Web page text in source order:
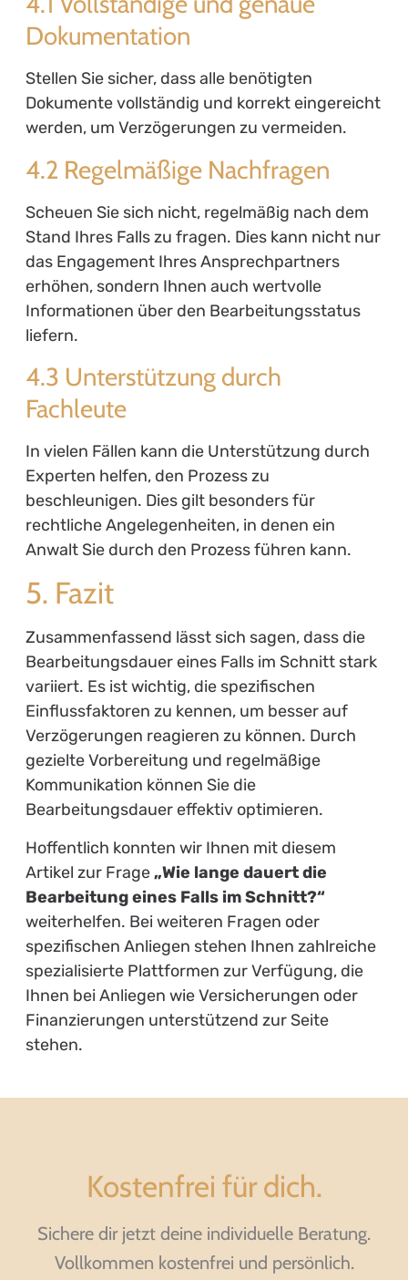
Dokumentation
Stellen Sie sicher, dass alle benötigten
Dokumente vollständig und korrekt eingereicht
werden, um Verzögerungen zu vermeiden.
4.2 Regelmäßige Nachfragen
Scheuen Sie sich nicht, regelmäßig nach dem
Stand Ihres Falls zu fragen. Dies kann nicht nur
das Engagement Ihres Ansprechpartners
erhöhen, sondern Ihnen auch wertvolle
Informationen über den Bearbeitungsstatus
liefern.
4.3 Unterstützung durch
Fachleute
In vielen Fällen kann die Unterstützung durch
Experten helfen, den Prozess zu
beschleunigen. Dies gilt besonders für
rechtliche Angelegenheiten, in denen ein
Anwalt Sie durch den Prozess führen kann.
5. Fazit
Zusammenfassend lässt sich sagen, dass die
Bearbeitungsdauer eines Falls im Schnitt stark
variiert. Es ist wichtig, die spezifischen
Einflussfaktoren zu kennen, um besser auf
Verzögerungen reagieren zu können. Durch
gezielte Vorbereitung und regelmäßige
Kommunikation können Sie die
Bearbeitungsdauer effektiv optimieren.
Hoffentlich konnten wir Ihnen mit diesem
Artikel zur Frage„Wie lange dauert die
Bearbeitung eines Falls im Schnitt?“
weiterhelfen. Bei weiteren Fragen oder
spezifischen Anliegen stehen Ihnen zahlreiche
spezialisierte Plattformen zur Verfügung, die
Ihnen bei Anliegen wie Versicherungen oder
Finanzierungen unterstützend zur Seite
stehen.
Kostenfrei für dich.
Sichere dir jetzt deine individuelle Beratung.
Vollkommen kostenfrei und persönlich.